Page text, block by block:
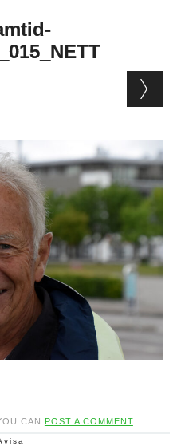
CAN POST A COMMENT.